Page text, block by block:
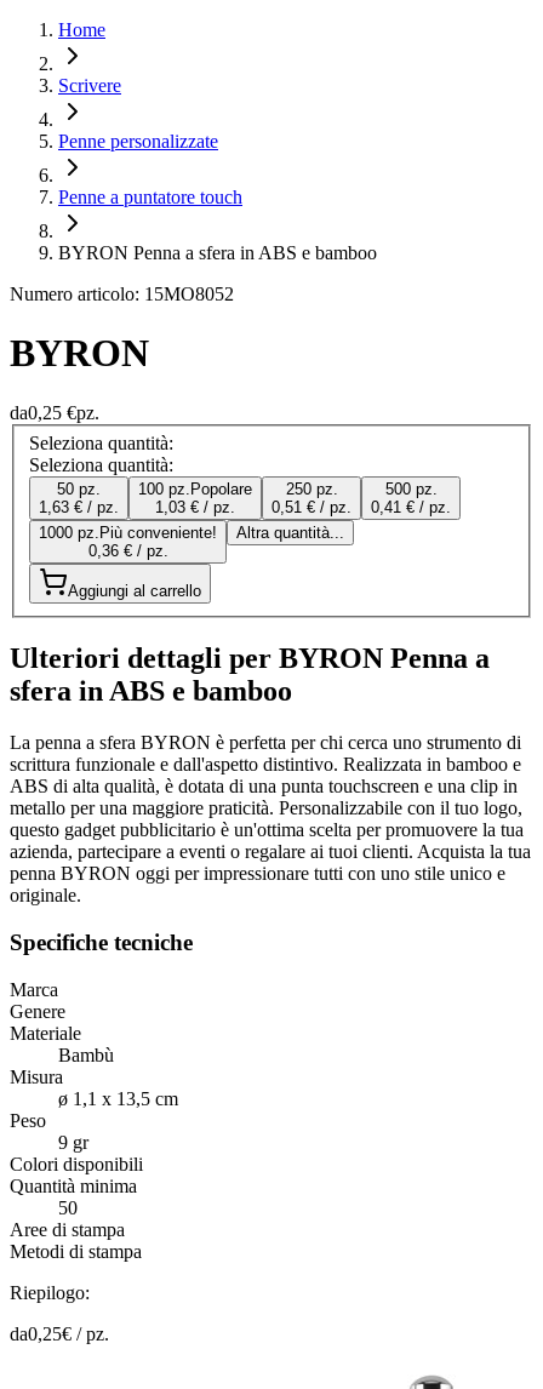
Home
Scrivere
Penne personalizzate
Penne a puntatore touch
BYRON Penna a sfera in ABS e bamboo
Numero articolo: 15MO8052
BYRON
da0,25 €pz.
Seleziona quantità:
Seleziona quantità:
50 pz.
1,63 € / pz.
100 pz. Popolare
1,03 € / pz.
250 pz.
0,51 € / pz.
500 pz.
0,41 € / pz.
1000 pz. Più conveniente!
0,36 € / pz.
Altra quantità...
Aggiungi al carrello
Ulteriori dettagli per BYRON Penna a
sfera in ABS e bamboo
La penna a sfera BYRON è perfetta per chi cerca uno strumento di
scrittura funzionale e dall'aspetto distintivo. Realizzata in bamboo e
ABS di alta qualità, è dotata di una punta touchscreen e una clip in
metallo per una maggiore praticità. Personalizzabile con il tuo logo,
questo gadget pubblicitario è un'ottima scelta per promuovere la tua
azienda, partecipare a eventi o regalare ai tuoi clienti. Acquista la tua
penna BYRON oggi per impressionare tutti con uno stile unico e
originale.
Specifiche tecniche
Marca
Genere
Materiale
Bambù
Misura
ø 1,1 x 13,5 cm
Peso
9 gr
Colori disponibili
Quantità minima
50
Aree di stampa
Metodi di stampa
Riepilogo:
da0,25€ /pz.